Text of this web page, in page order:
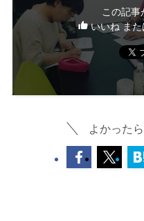
この記事
いいね また
よかった